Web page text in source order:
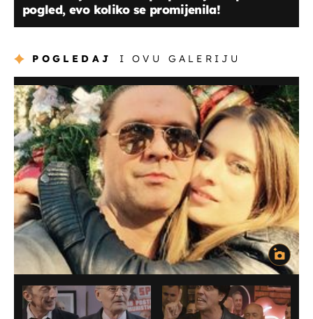
pogled, evo koliko se promijenila!
POGLEDAJ I OVU GALERIJU